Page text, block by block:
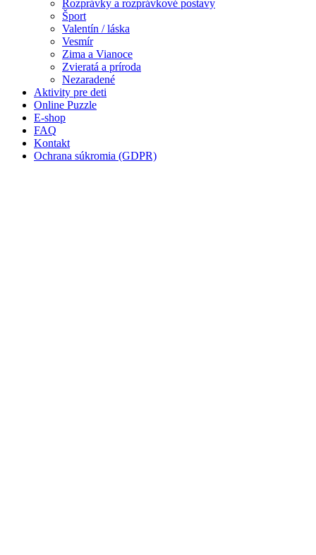
Zima a Vianoce
Zvieratá a príroda
Rozprávky a rozprávkové postavy
Šport
Valentín / láska
Vesmír
Zima a Vianoce
Zvieratá a príroda
Nezaradené
Aktivity pre deti
Online Puzzle
E-shop
FAQ
Kontakt
Ochrana súkromia (GDPR)